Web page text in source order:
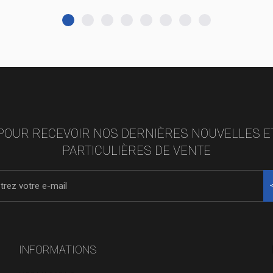
RECEVOIR NOS DERNIÈRES NOUVELLES
PARTICULIÈRES DE VENTE
INFORMATIONS